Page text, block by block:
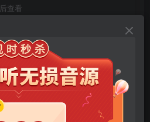
查看
99
永久会员
立即购买
录！建议登陆后购买，可保存购买订单